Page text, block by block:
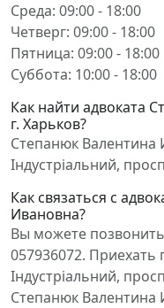
Среда: 09:00 - 18:00
Четверг: 09:00 - 18:00
Пятница: 09:00 - 18:00
Суббота: 10:00 - 18:00
Как найти адвоката
г. Харьков?
Степанюк Валентина
Індустріальний,
Как связаться с
Ивановна?
Вы можете
057936072. Приехать
Індустріальний,
Степанюк Валентина